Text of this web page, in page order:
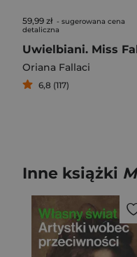
59,99 zł - sugerowana cena
detaliczna
Oriana Fallaci
6,8 (117)
Inne książki